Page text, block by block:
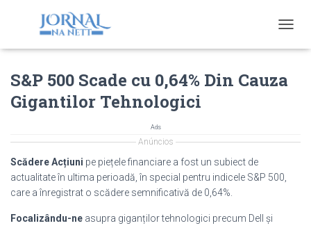
O
L
V
A
S&P 500 Scade cu 0,64% Din Cauza
Gigantilor Tehnologici
Ads
Anúncios
Scădere Acțiuni pe piețele financiare a fost un subiect de
actualitate în ultima perioadă, în special pentru indicele S&P 500,
care a înregistrat o scădere semnificativă de 0,64%.
Focalizându-ne asupra giganților tehnologici precum Dell și